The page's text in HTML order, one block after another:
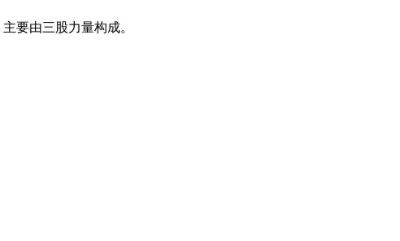
要由三股力量构成。